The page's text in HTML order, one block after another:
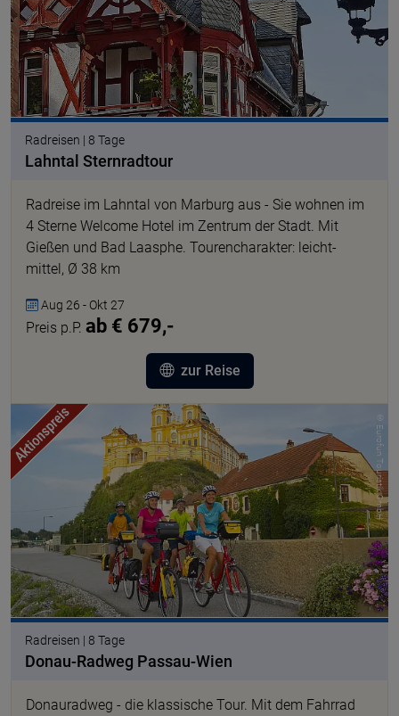
Radreisen | 8 Tage
Lahntal Sternradtour
Radreise im Lahntal von Marburg aus - Sie wohnen im
4 Sterne Welcome Hotel im Zentrum der Stadt. Mit
Gießen und Bad Laasphe. Tourencharakter: leicht-
mittel, Ø 38 km
Aug 26 - Okt 27
Preis p.P. ab € 679,-
zur Reise
© Eurofun Touristik GmbH
Radreisen | 8 Tage
Donau-Radweg Passau-Wien
Donauradweg - die klassische Tour. Mit dem Fahrrad